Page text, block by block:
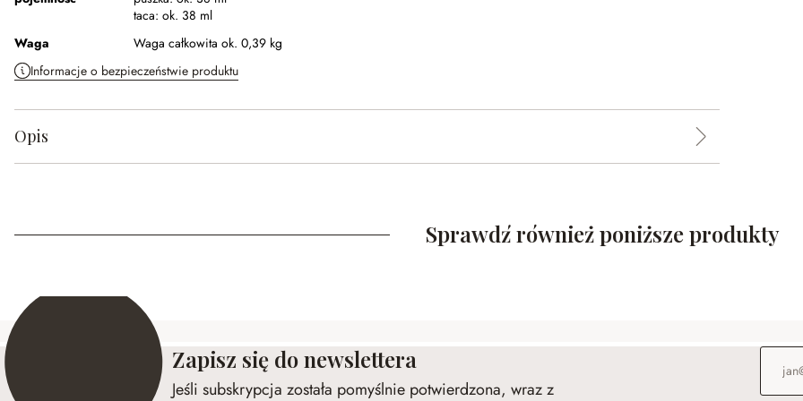
taca: ok. 38 ml
Waga
Waga całkowita ok. 0,39 kg
Informacje o bezpieczeństwie produktu
Opis
Sprawdź również poniższe produkty
Zapisz się do newslettera
Jeśli subskrypcja została pomyślnie potwierdzona, wraz z
Adres